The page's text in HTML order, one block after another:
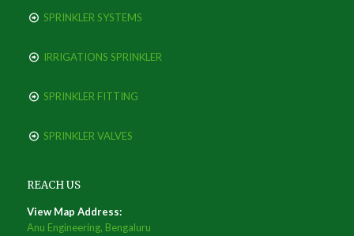
SPRINKLER SYSTEMS
IRRIGATIONS SPRINKLER
SPRINKLER FITTING
SPRINKLER VALVES
REACH US
View Map Address:
Anu Engineering, Bengaluru